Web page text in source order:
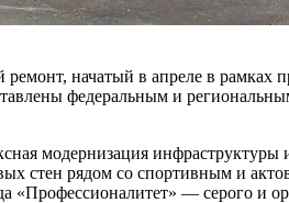
начатый в апреле в
федеральным и
модернизация
стен рядом со спортивным и
«Профессионалитет» — серого и